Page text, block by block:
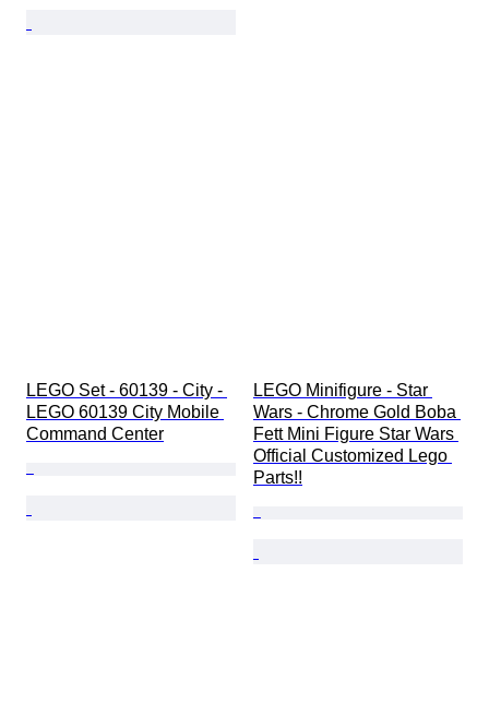
LEGO Set - 60139 - City -
LEGO 60139 City Mobile
Command Center
LEGO Minifigure - Star
Wars - Chrome Gold Boba
Fett Mini Figure Star Wars
Official Customized Lego
Parts!!